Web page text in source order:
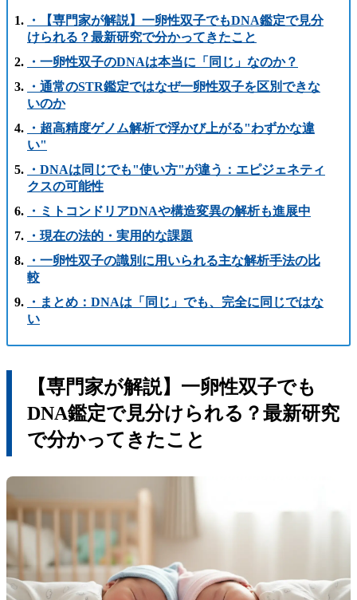
・【専門家が解説】一卵性双子でもDNA鑑定で見分
けられる？最新研究で分かってきたこと
・一卵性双子のDNAは本当に「同じ」なのか？
・通常のSTR鑑定ではなぜ一卵性双子を区別できな
いのか
・超高精度ゲノム解析で浮かび上がる"わずかな違
い"
・DNAは同じでも"使い方"が違う：エピジェネティ
クスの可能性
・ミトコンドリアDNAや構造変異の解析も進展中
・現在の法的・実用的な課題
・一卵性双子の識別に用いられる主な解析手法の比
較
・まとめ：DNAは「同じ」でも、完全に同じではな
い
【専門家が解説】一卵性双子でも
DNA鑑定で見分けられる？最新研究
で分かってきたこと